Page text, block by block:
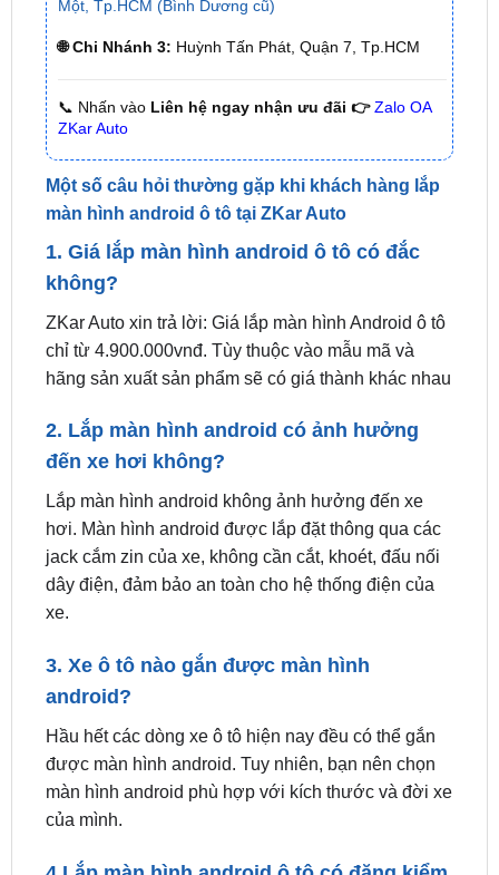
📞 Nhấn vàoLiên hệ ngay nhận ưu đãi 👉 Zalo OA
Một số câu hỏi thường gặp khi khách hàng lắp
màn hình android ô tô tại ZKar Auto
1. Giá lắp màn hình android ô tô có đắc
không?
ZKar Auto xin trả lời: Giá lắp màn hình Android ô tô
chỉ từ 4.900.000vnđ. Tùy thuộc vào mẫu mã và
hãng sản xuất sản phẩm sẽ có giá thành khác nhau
2. Lắp màn hình android có ảnh hưởng
Lắp màn hình android không ảnh hưởng đến xe
hơi. Màn hình android được lắp đặt thông qua các
jack cắm zin của xe, không cần cắt, khoét, đấu nối
dây điện, đảm bảo an toàn cho hệ thống điện của
xe.
3. Xe ô tô nào gắn được màn hình
Hầu hết các dòng xe ô tô hiện nay đều có thể gắn
được màn hình android. Tuy nhiên, bạn nên chọn
màn hình android phù hợp với kích thước và đời xe
của mình.
4.Lắp màn hình android ô tô có đăng kiểm